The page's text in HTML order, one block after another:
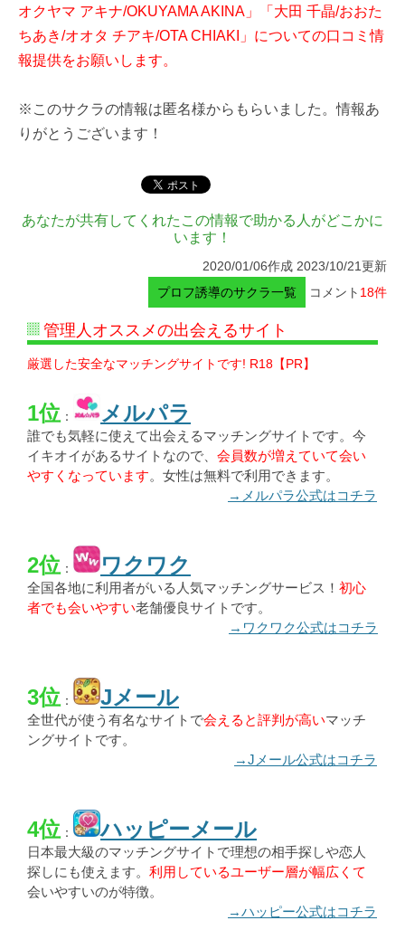
オクヤマ アキナ/OKUYAMA AKINA」「大田 千晶/おおた
ちあき/オオタ チアキ/OTA CHIAKI」についての口コミ情
報提供をお願いします。
※このサクラの情報は匿名様からもらいました。情報あ
りがとうございます！
あなたが共有してくれたこの情報で助かる人がどこかに
います！
2020/01/06作成 2023/10/21更新
プロフ誘導のサクラ一覧
コメント 18件
管理人オススメの出会えるサイト
厳選した安全なマッチングサイトです! R18【PR】
1位 ： メルパラ
誰でも気軽に使えて出会えるマッチングサイトです。今
イキオイがあるサイトなので、 会員数が増えていて会い
やすくなっています。女性は無料で利用できます。
→メルパラ公式はコチラ
2位 ： ワクワク
全国各地に利用者がいる人気マッチングサービス！ 初心
者でも会いやすい老舗優良サイトです。
→ワクワク公式はコチラ
3位 ： Jメール
全世代が使う有名なサイトで会えると評判が高いマッチ
ングサイトです。
→Jメール公式はコチラ
4位 ： ハッピーメール
日本最大級のマッチングサイトで理想の相手探しや恋人
探しにも使えます。 利用しているユーザー層が幅広くて
会いやすいのが特徴。
→ハッピー公式はコチラ